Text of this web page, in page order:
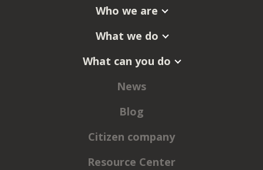
Who we are
What we do
What can you do
News
Blog
Citizen company
Resource Center